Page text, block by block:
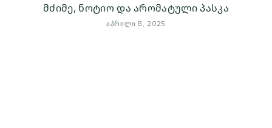
მძიმე, ნოტიო და არომატული პასკა
ᲐᲞᲠᲘᲚᲘ 8, 2025